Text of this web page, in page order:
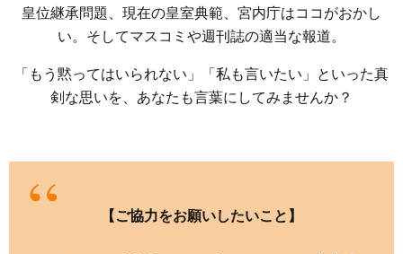
皇位継承問題、現在の皇室典範、宮内庁はココがおかし
い。そしてマスコミや週刊誌の適当な報道。
「もう黙ってはいられない」「私も言いたい」といった真
剣な思いを、あなたも言葉にしてみませんか？
【ご協力をお願いしたいこと】